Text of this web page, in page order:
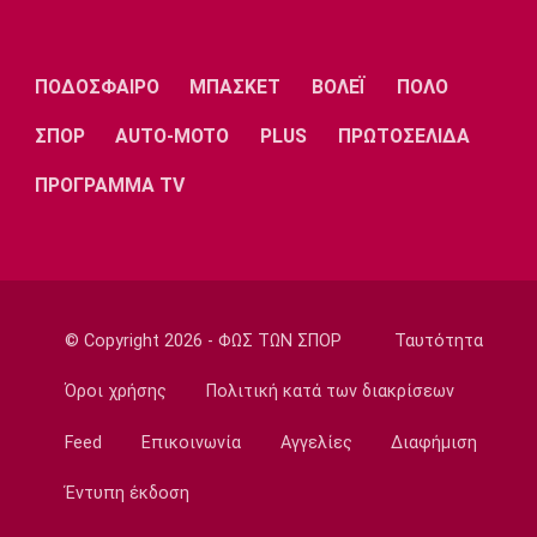
09:20
ΠΑΟΚ: Υποδέχεται την Άντερλεχτ
09:05
Χάντμπολ
επίπεδο»
08:35
Παναθηναϊκός - ΤΣΣΚΑ 1948 1-1: Τα
ΠΟΔΟΣΦΑΙΡΟ ΜΠΑΣΚΕΤ ΒΟΛΕΪ ΠΟΛΟ
ΣΠΟΡ AUTO-MOTO PLUS ΠΡΩΤΟΣΕΛΙΔΑ
ΠΡΟΓΡΑΜΜΑ TV
© Copyright 2026 - ΦΩΣ ΤΩΝ ΣΠΟΡ Ταυτότητα
Όροι χρήσης Πολιτική κατά των διακρίσεων
Feed Επικοινωνία Αγγελίες Διαφήμιση
Έντυπη έκδοση